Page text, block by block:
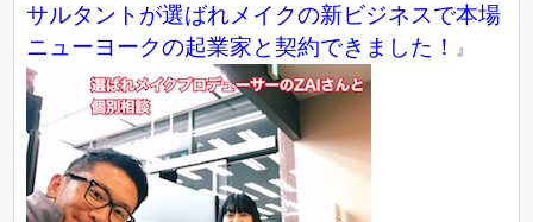
サルタントが選ばれメイクの新ビジネスで本場
ニューヨークの起業家と契約できました！
』